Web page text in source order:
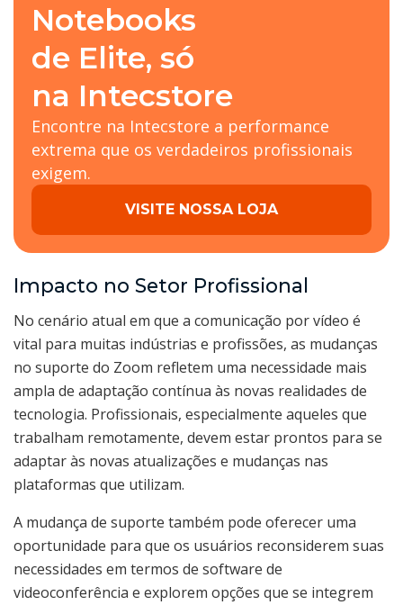
Notebooks
de Elite, só
na Intecstore
Encontre na Intecstore a performance
extrema que os verdadeiros profissionais
exigem.
VISITE NOSSA LOJA
Impacto no Setor Profissional
No cenário atual em que a comunicação por vídeo é
vital para muitas indústrias e profissões, as mudanças
no suporte do Zoom refletem uma necessidade mais
ampla de adaptação contínua às novas realidades de
tecnologia. Profissionais, especialmente aqueles que
trabalham remotamente, devem estar prontos para se
adaptar às novas atualizações e mudanças nas
plataformas que utilizam.
A mudança de suporte também pode oferecer uma
oportunidade para que os usuários reconsiderem suas
necessidades em termos de software de
videoconferência e explorem opções que se integrem